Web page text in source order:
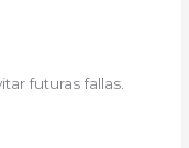
futuras fallas.